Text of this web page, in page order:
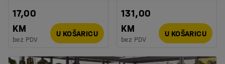
17,00
KM
bez PDV
U KOŠARICU
131,00
KM
bez PDV
U KOŠARICU